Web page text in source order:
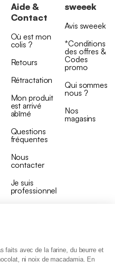
faits avec de la farine, du beurre et
ni noix de macadamia. En
Aide &
Contact
Où est mon
colis ?
Retours
Rétractation
Mon produit
est arrivé
abîmé
Questions
fréquentes
Nous
contacter
Je suis
professionnel
sweeek
Avis sweeek
*Conditions
des offres &
Codes
promo
Qui sommes
nous ?
Nos
magasins
de vente